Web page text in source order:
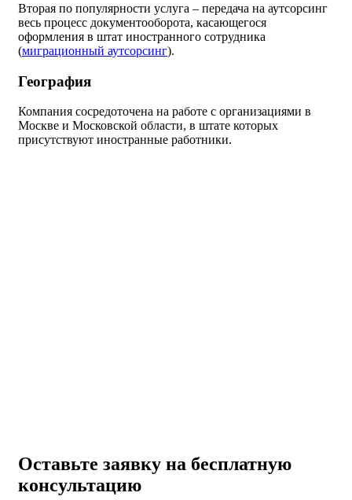
Вторая по популярности услуга – передача на аутсорсинг
весь процесс документооборота, касающегося
оформления в штат иностранного сотрудника
(миграционный аутсорсинг).
География
Компания сосредоточена на работе с организациями в
Москве и Московской области, в штате которых
присутствуют иностранные работники.
Оставьте заявку на бесплатную
консультацию